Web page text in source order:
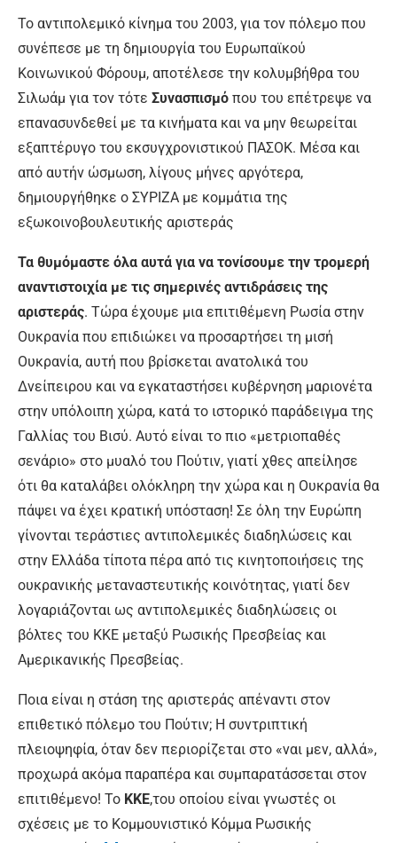
Το αντιπολεμικό κίνημα του 2003, για τον πόλεμο που
συνέπεσε με τη δημιουργία του Ευρωπαϊκού
Κοινωνικού Φόρουμ, αποτέλεσε την κολυμβήθρα του
Σιλωάμ για τον τότε Συνασπισμό που του επέτρεψε να
επανασυνδεθεί με τα κινήματα και να μην θεωρείται
εξαπτέρυγο του εκσυγχρονιστικού ΠΑΣΟΚ. Μέσα και
από αυτήν ώσμωση, λίγους μήνες αργότερα,
δημιουργήθηκε ο ΣΥΡΙΖΑ με κομμάτια της
εξωκοινοβουλευτικής αριστεράς
Τα θυμόμαστε όλα αυτά για να τονίσουμε την τρομερή
αναντιστοιχία με τις σημερινές αντιδράσεις της
αριστεράς. Τώρα έχουμε μια επιτιθέμενη Ρωσία στην
Ουκρανία που επιδιώκει να προσαρτήσει τη μισή
Ουκρανία, αυτή που βρίσκεται ανατολικά του
Δνείπειρου και να εγκαταστήσει κυβέρνηση μαριονέτα
στην υπόλοιπη χώρα, κατά το ιστορικό παράδειγμα της
Γαλλίας του Βισύ. Αυτό είναι το πιο «μετριοπαθές
σενάριο» στο μυαλό του Πούτιν, γιατί χθες απείλησε
ότι θα καταλάβει ολόκληρη την χώρα και η Ουκρανία θα
πάψει να έχει κρατική υπόσταση! Σε όλη την Ευρώπη
γίνονται τεράστιες αντιπολεμικές διαδηλώσεις και
στην Ελλάδα τίποτα πέρα από τις κινητοποιήσεις της
ουκρανικής μεταναστευτικής κοινότητας, γιατί δεν
λογαριάζονται ως αντιπολεμικές διαδηλώσεις οι
βόλτες του ΚΚΕ μεταξύ Ρωσικής Πρεσβείας και
Αμερικανικής Πρεσβείας.
Ποια είναι η στάση της αριστεράς απέναντι στον
επιθετικό πόλεμο του Πούτιν; Η συντριπτική
πλειοψηφία, όταν δεν περιορίζεται στο «ναι μεν, αλλά»,
προχωρά ακόμα παραπέρα και συμπαρατάσσεται στον
επιτιθέμενο! Το ΚΚΕ,του οποίου είναι γνωστές οι
σχέσεις με το Κομμουνιστικό Κόμμα Ρωσικής